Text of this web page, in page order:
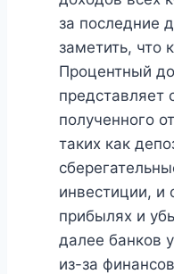
за последние
заметить, что
Процентный
представляет
полученного
таких как
инвестиции, и
прибылях и
далее банков
из-за